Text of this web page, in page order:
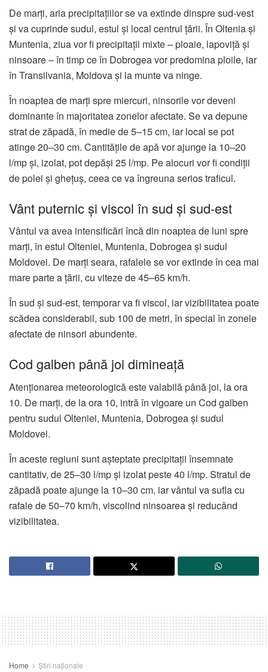
De marți, aria precipitațiilor se va extinde dinspre sud-vest
și va cuprinde sudul, estul și local centrul țării. În Oltenia și
Muntenia, ziua vor fi precipitații mixte – ploaie, lapoviță și
ninsoare – în timp ce în Dobrogea vor predomina ploile, iar
în Transilvania, Moldova și la munte va ninge.
În noaptea de marți spre miercuri, ninsorile vor deveni
dominante în majoritatea zonelor afectate. Se va depune
strat de zăpadă, în medie de 5–15 cm, iar local se pot
atinge 20–30 cm. Cantitățile de apă vor ajunge la 10–20
l/mp și, izolat, pot depăși 25 l/mp. Pe alocuri vor fi condiții
de polei și ghețuș, ceea ce va îngreuna serios traficul.
Vânt puternic și viscol în sud și sud-est
Vântul va avea intensificări încă din noaptea de luni spre
marți, în estul Olteniei, Muntenia, Dobrogea și sudul
Moldovei. De marți seara, rafalele se vor extinde în cea mai
mare parte a țării, cu viteze de 45–65 km/h.
În sud și sud-est, temporar va fi viscol, iar vizibilitatea poate
scădea considerabil, sub 100 de metri, în special în zonele
afectate de ninsori abundente.
Cod galben până joi dimineață
Atenționarea meteorologică este valabilă până joi, la ora
10. De marți, de la ora 10, intră în vigoare un Cod galben
pentru sudul Olteniei, Muntenia, Dobrogea și sudul
Moldovei.
În aceste regiuni sunt așteptate precipitații însemnate
cantitativ, de 25–30 l/mp și izolat peste 40 l/mp. Stratul de
zăpadă poate ajunge la 10–30 cm, iar vântul va sufla cu
rafale de 50–70 km/h, viscolind ninsoarea și reducând
vizibilitatea.
Home Știri naționale